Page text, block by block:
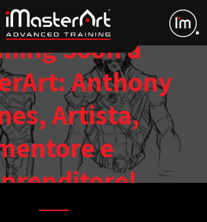
Soon a
Anthony
Artista,
e